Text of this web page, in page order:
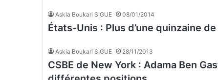
Askia Boukari SIGUE 08/01/2014
États-Unis : Plus d’une quinzaine
Askia Boukari SIGUE 28/11/2013
CSBE de New York : Adama Ben